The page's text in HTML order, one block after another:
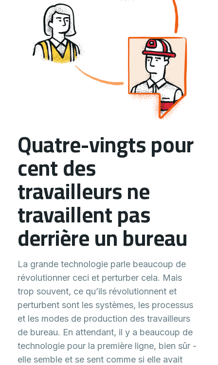
Quatre-vingts pour
cent des
travailleurs ne
travaillent pas
derrière un bureau
La grande technologie parle beaucoup de
révolutionner ceci et perturber cela. Mais
trop souvent, ce qu’ils révolutionnent et
perturbent sont les systèmes, les processus
et les modes de production des travailleurs
de bureau. En attendant, il y a beaucoup de
technologie pour la première ligne, bien sûr -
elle semble et se sent comme si elle avait